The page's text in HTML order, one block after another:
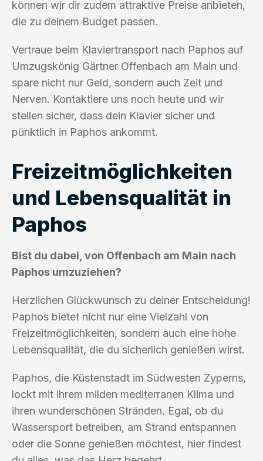
können wir dir zudem attraktive Preise anbieten,
die zu deinem Budget passen.
Vertraue beim Klaviertransport nach Paphos auf
Umzugskönig Gärtner Offenbach am Main und
spare nicht nur Geld, sondern auch Zeit und
Nerven. Kontaktiere uns noch heute und wir
stellen sicher, dass dein Klavier sicher und
pünktlich in Paphos ankommt.
Freizeitmöglichkeiten
und Lebensqualität in
Paphos
Bist du dabei, von Offenbach am Main nach
Paphos umzuziehen?
Herzlichen Glückwunsch zu deiner Entscheidung!
Paphos bietet nicht nur eine Vielzahl von
Freizeitmöglichkeiten, sondern auch eine hohe
Lebensqualität, die du sicherlich genießen wirst.
Paphos, die Küstenstadt im Südwesten Zyperns,
lockt mit ihrem milden mediterranen Klima und
ihren wunderschönen Stränden. Egal, ob du
Wassersport betreiben, am Strand entspannen
oder die Sonne genießen möchtest, hier findest